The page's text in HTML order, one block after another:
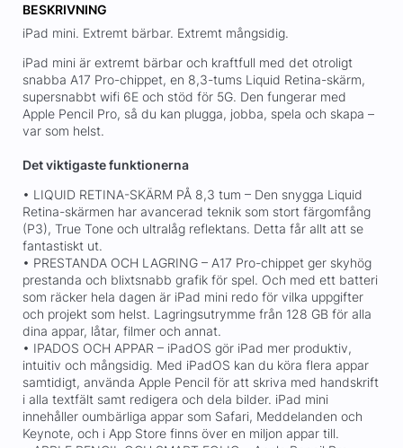
BESKRIVNING
iPad mini. Extremt bärbar. Extremt mångsidig.
iPad mini är extremt bärbar och kraftfull med det otroligt
snabba A17 Pro-chippet, en 8,3-tums Liquid Retina-skärm,
supersnabbt wifi 6E och stöd för 5G. Den fungerar med
Apple Pencil Pro, så du kan plugga, jobba, spela och skapa –
var som helst.
Det viktigaste funktionerna
• LIQUID RETINA-SKÄRM PÅ 8,3 tum – Den snygga Liquid
Retina-skärmen har avancerad teknik som stort färgomfång
(P3), True Tone och ultralåg reflektans. Detta får allt att se
fantastiskt ut.
• PRESTANDA OCH LAGRING – A17 Pro-chippet ger skyhög
prestanda och blixtsnabb grafik för spel. Och med ett batteri
som räcker hela dagen är iPad mini redo för vilka uppgifter
och projekt som helst. Lagringsutrymme från 128 GB för alla
dina appar, låtar, filmer och annat.
• IPADOS OCH APPAR – iPadOS gör iPad mer produktiv,
intuitiv och mångsidig. Med iPadOS kan du köra flera appar
samtidigt, använda Apple Pencil för att skriva med handskrift
i alla textfält samt redigera och dela bilder. iPad mini
innehåller oumbärliga appar som Safari, Meddelanden och
Keynote, och i App Store finns över en miljon appar till.